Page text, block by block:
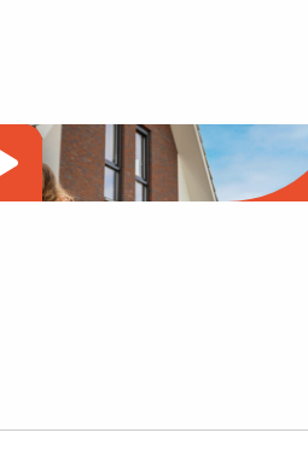
Video